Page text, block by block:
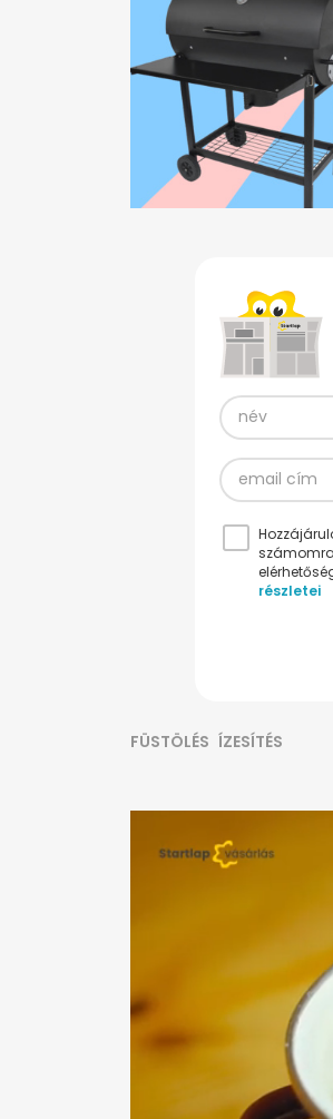
részletei
FÜSTÖLÉS ÍZESÍTÉS